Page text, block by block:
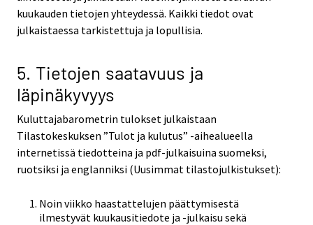
kuukauden tietojen yhteydessä. Kaikki tiedot ovat
julkaistaessa tarkistettuja ja lopullisia.
5. Tietojen saatavuus ja
läpinäkyvyys
Kuluttajabarometrin tulokset julkaistaan
Tilastokeskuksen ”Tulot ja kulutus” -aihealueella
internetissä tiedotteina ja pdf-julkaisuina suomeksi,
ruotsiksi ja englanniksi (Uusimmat tilastojulkistukset):
Noin viikko haastattelujen päättymisestä
ilmestyvät kuukausitiedote ja -julkaisu sekä